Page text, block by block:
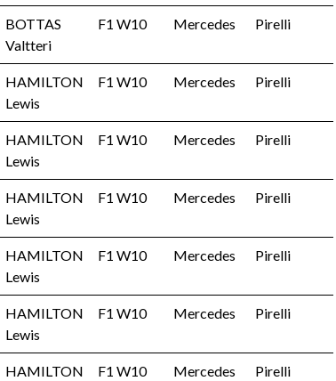
BOTTAS
Valtteri
F1 W10 Mercedes Pirelli
HAMILTON
Lewis
F1 W10 Mercedes Pirelli
HAMILTON
Lewis
F1 W10 Mercedes Pirelli
HAMILTON
Lewis
F1 W10 Mercedes Pirelli
HAMILTON
Lewis
F1 W10 Mercedes Pirelli
HAMILTON
Lewis
F1 W10 Mercedes Pirelli
HAMILTON F1 W10 Mercedes Pirelli